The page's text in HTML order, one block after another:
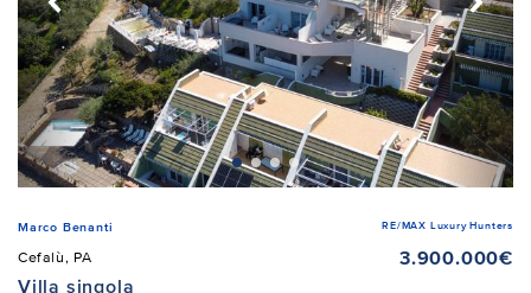
Marco Benanti RE/MAX Luxury Hunters
Cefalù, PA
3.900.000€
Villa singola